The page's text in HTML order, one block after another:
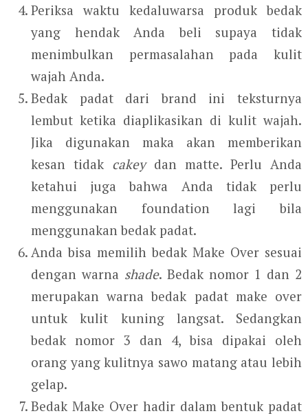
Periksa waktu kedaluwarsa produk bedak
yang hendak Anda beli supaya tidak
menimbulkan permasalahan pada kulit
wajah Anda.
Bedak padat dari brand ini teksturnya
lembut ketika diaplikasikan di kulit wajah.
Jika digunakan maka akan memberikan
kesan tidak cakeydan matte. Perlu Anda
ketahui juga bahwa Anda tidak perlu
menggunakan foundation lagi bila
menggunakan bedak padat.
Anda bisa memilih bedak Make Over sesuai
dengan warna shade. Bedak nomor 1 dan 2
merupakan warna bedak padat make over
untuk kulit kuning langsat. Sedangkan
bedak nomor 3 dan 4, bisa dipakai oleh
orang yang kulitnya sawo matang atau lebih
gelap.
Bedak Make Over hadir dalam bentuk padat